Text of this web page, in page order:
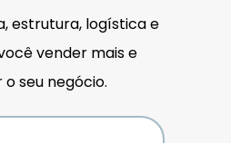
estrutura, logística e
vender mais e
seu negócio.